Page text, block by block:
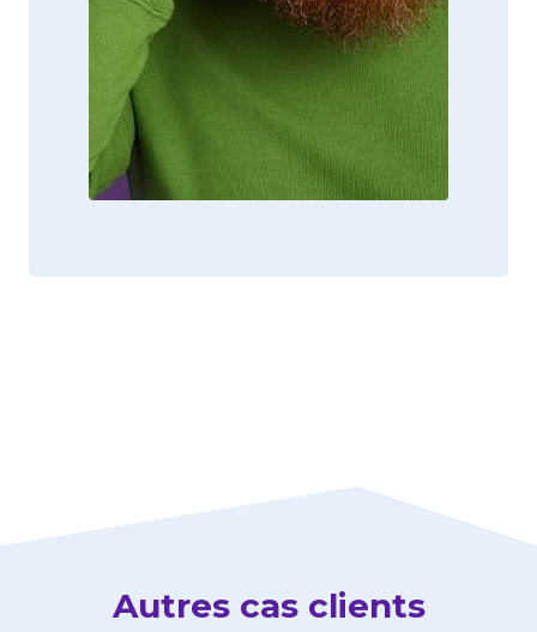
Autres cas clients